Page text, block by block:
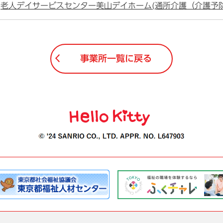
老人デイサービスセンター美山デイホーム(通所介護（介護予
事業所一覧に戻る